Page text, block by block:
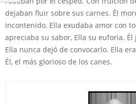
dejaban fluir sobre sus carnes. Él
incontenido, Ella exudaba amor con
apreciaba su sabor, Ella su euforia.
Ella nunca dejó de convocarlo. Ella
Él, el más glorioso de los canes.